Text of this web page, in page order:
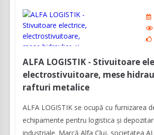
ALFA LOGISTIK - Stivuitoare
electrostivuitoare, mese
rafturi metalice
ALFA LOGISTIK se ocupă cu furnizarea
echipamente pentru logistica și
industriale. Marcă Alfa Cluj, societatea